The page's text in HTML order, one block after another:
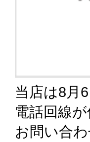
当店は8月
電話回線
お問い合